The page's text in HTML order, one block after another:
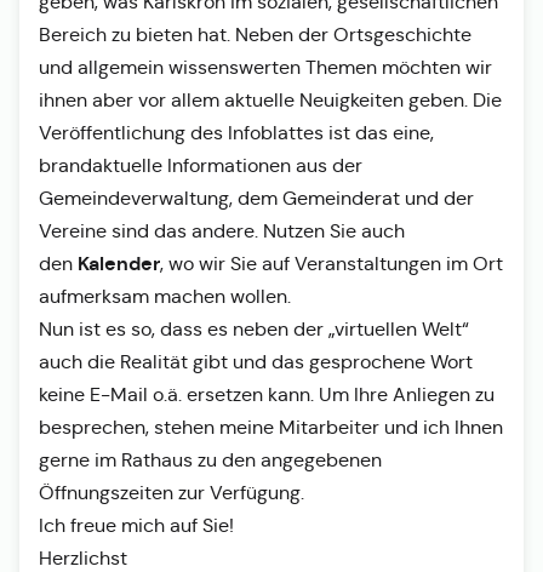
Bereich zu bieten hat. Neben der Ortsgeschichte
und allgemein wissenswerten Themen möchten wir
ihnen aber vor allem aktuelle Neuigkeiten geben. Die
Veröffentlichung des Infoblattes ist das eine,
brandaktuelle Informationen aus der
Gemeindeverwaltung, dem Gemeinderat und der
Vereine sind das andere. Nutzen Sie auch
den Kalender, wo wir Sie auf Veranstaltungen im Ort
aufmerksam machen wollen.
Nun ist es so, dass es neben der „virtuellen Welt“
auch die Realität gibt und das gesprochene Wort
keine E-Mail o.ä. ersetzen kann. Um Ihre Anliegen zu
besprechen, stehen meine Mitarbeiter und ich Ihnen
gerne im Rathaus zu den angegebenen
Öffnungszeiten zur Verfügung.
Ich freue mich auf Sie!
Herzlichst